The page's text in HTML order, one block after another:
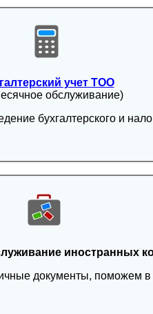
учет ТОО
обслуживание)
учёта. Формирование и сдача
иностранных
документы, поможем в